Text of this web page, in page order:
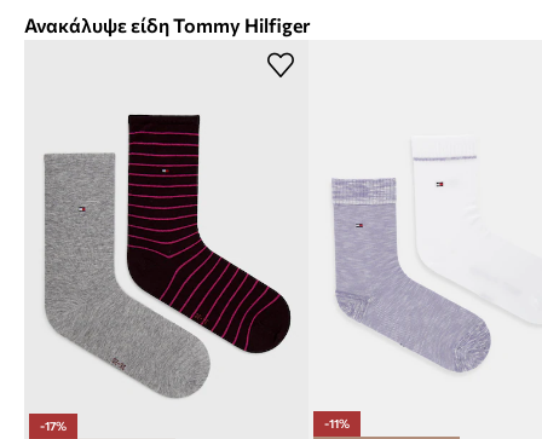
Ανακάλυψε είδη Tommy Hilfiger
-17%
-11%